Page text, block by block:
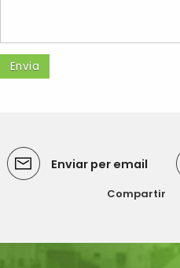
Enviar per email
Compartir